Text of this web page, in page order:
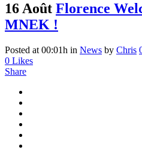
16 Août Florence
MNEK !
Posted at 00:01h in News by Chris
0 Likes
Share